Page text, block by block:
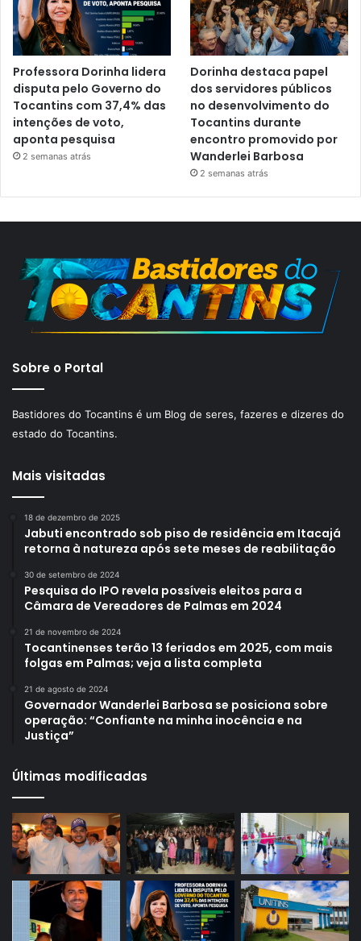
Professora Dorinha lidera
disputa pelo Governo do
Tocantins com 37,4% das
intenções de voto,
aponta pesquisa
2 semanas atrás
Dorinha destaca papel
dos servidores públicos
no desenvolvimento do
Tocantins durante
encontro promovido por
Wanderlei Barbosa
2 semanas atrás
Sobre o Portal
Bastidores do Tocantins é um Blog de seres, fazeres e dizeres do
estado do Tocantins.
Mais visitadas
18 de dezembro de 2025
Jabuti encontrado sob piso de residência em Itacajá
retorna à natureza após sete meses de reabilitação
30 de setembro de 2024
Pesquisa do IPO revela possíveis eleitos para a
Câmara de Vereadores de Palmas em 2024
21 de novembro de 2024
Tocantinenses terão 13 feriados em 2025, com mais
folgas em Palmas; veja a lista completa
21 de agosto de 2024
Governador Wanderlei Barbosa se posiciona sobre
operação: “Confiante na minha inocência e na
Justiça”
Últimas modificadas